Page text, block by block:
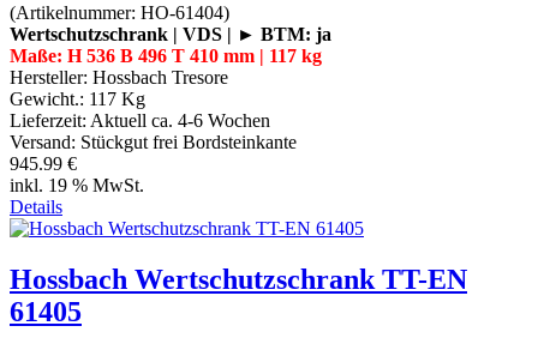
(Artikelnummer: HO-61404)
Wertschutzschrank | VDS | ► BTM: ja
Maße: H 536 B 496 T 410 mm | 117 kg
Hersteller: Hossbach Tresore
Gewicht.: 117 Kg
Lieferzeit: Aktuell ca. 4-6 Wochen
Versand: Stückgut frei Bordsteinkante
945.99 €
inkl. 19 % MwSt.
Details
Hossbach Wertschutzschrank TT-EN
61405